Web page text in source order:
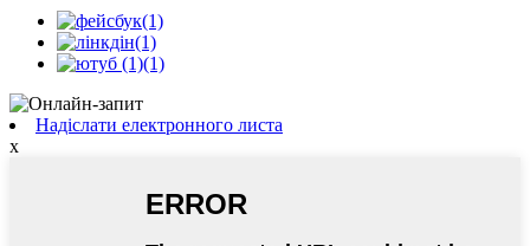
Надіслати електронного листа
x